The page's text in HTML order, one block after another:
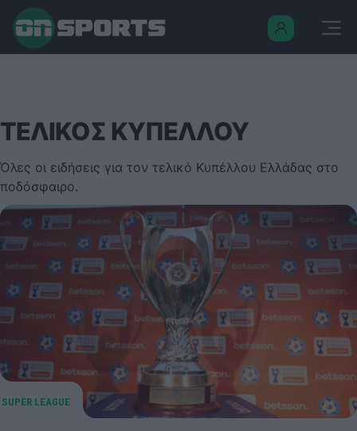
ΤΕΛΙΚΟΣ ΚΥΠΕΛΛΟΥ
Όλες οι ειδήσεις για τον τελικό Κυπέλλου Ελλάδας στο
ποδόσφαιρο.